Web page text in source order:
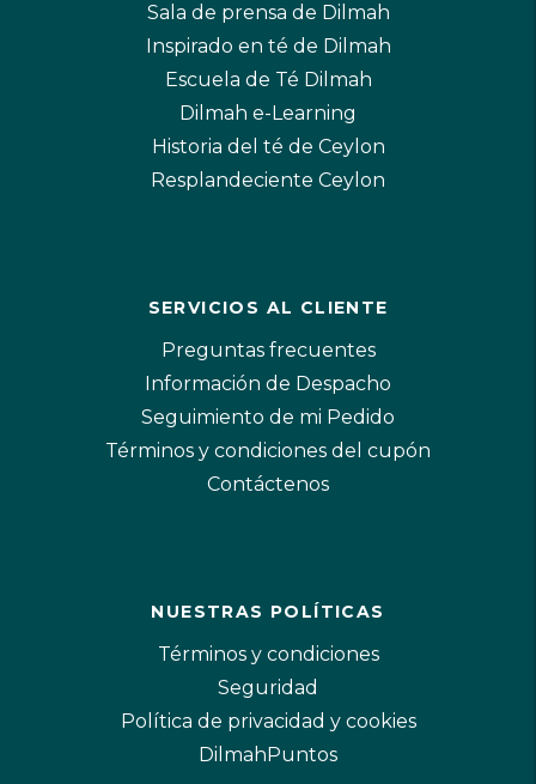
Sala de prensa de Dilmah
Inspirado en té de Dilmah
Escuela de Té Dilmah
Dilmah e-Learning
Historia del té de Ceylon
Resplandeciente Ceylon
SERVICIOS AL CLIENTE
Preguntas frecuentes
Información de Despacho
Seguimiento de mi Pedido
Términos y condiciones del cupón
Contáctenos
NUESTRAS POLÍTICAS
Términos y condiciones
Seguridad
Política de privacidad y cookies
DilmahPuntos